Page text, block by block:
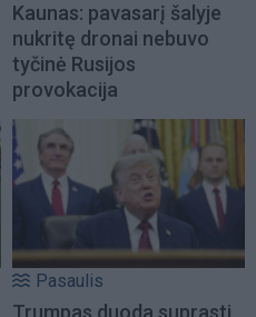
Kaunas: pavasarį šalyje
nukritę dronai nebuvo
tyčinė Rusijos
provokacija
Pasaulis